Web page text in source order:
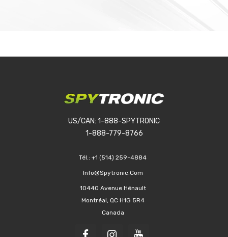
US/CAN: 1-888-SPYTRONIC
1-888-779-8766
Tél.: +1 (514) 259-4884
Info@spytronic.com
10440 Avenue Hénault
Montréal, QC H1G 5R4
Canada